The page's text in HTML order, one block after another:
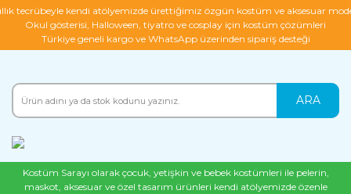
tecrübeyle kendi atölyemizde ürettiğimiz özgün kostüm ve aksesuar
Okul gösterisi, Halloween, tiyatro ve cosplay için kostüm çözümleri
Türkiye geneli kargo ve WhatsApp üzerinden sipariş desteği
ARA
Kostüm Sarayı olarak çocuk, yetişkin ve bebek kostümleri ile pelerin,
maskot, aksesuar ve özel tasarım ürünleri kendi atölyemizde özenle